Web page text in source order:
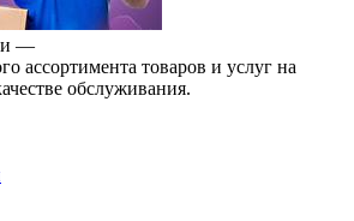
—
ассортимента товаров и услуг на
обслуживания.